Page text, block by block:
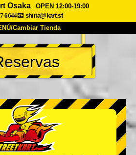
Osaka
OPEN 12:00-19:00
6644📧 shina@kart.st
Cambiar Tienda
INICIO
Especificaciones Precios
Preguntas Frecuentes
Reservas
Cambiar Tienda
Tokyo Akihabara#1